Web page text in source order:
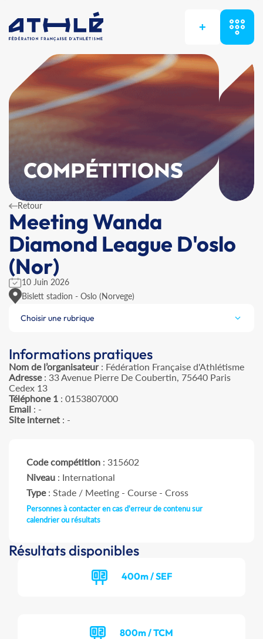
+
COMPÉTITIONS
Retour
Meeting Wanda
Diamond League D'oslo
(Nor)
10 Juin 2026
Bislett stadion - Oslo (Norvege)
Choisir une rubrique
Informations pratiques
Nom de l’organisateur: Fédération Française d'Athlétisme
Adresse: 33 Avenue Pierre De Coubertin, 75640 Paris
Cedex 13
Téléphone 1 : 0153807000
Email : -
Site internet : -
Code compétition : 315602
Niveau : International
Type: Stade / Meeting - Course - Cross
Personnes à contacter en cas d'erreur de contenu sur
calendrier ou résultats
Résultats disponibles
400m / SEF
800m / TCM